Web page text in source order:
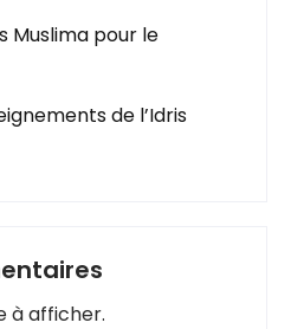
Muslima pour le
de l’Idris
à afficher.